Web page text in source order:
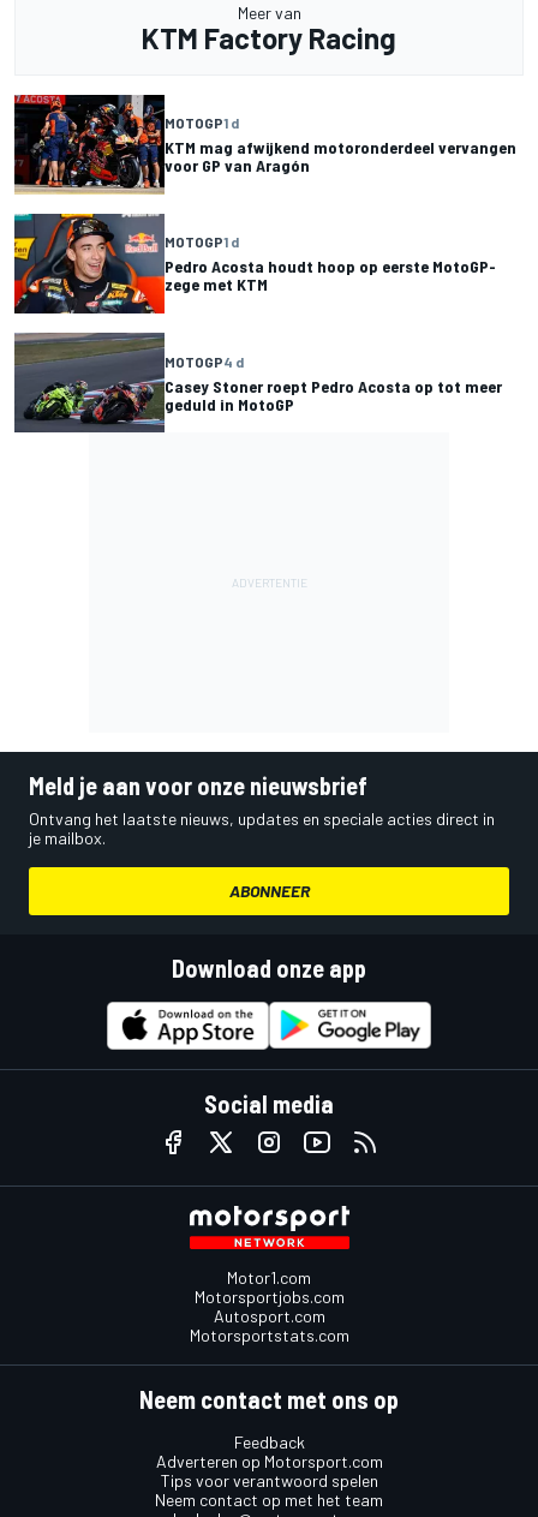
Meer van
KTM Factory Racing
MOTOGP1 d
KTM mag afwijkend motoronderdeel vervangen
voor GP van Aragón
MOTOGP1 d
Pedro Acosta houdt hoop op eerste MotoGP-
zege met KTM
MOTOGP4 d
Casey Stoner roept Pedro Acosta op tot meer
geduld in MotoGP
Meld je aan voor onze nieuwsbrief
Ontvang het laatste nieuws, updates en speciale acties direct in
je mailbox.
ABONNEER
Download onze app
Social media
Motor1.com
Motorsportjobs.com
Autosport.com
Motorsportstats.com
Neem contact met ons op
Feedback
Adverteren op Motorsport.com
Tips voor verantwoord spelen
Neem contact op met het team